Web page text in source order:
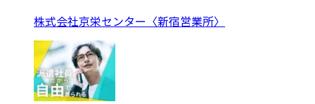
株式会社京栄センター〈新宿営業所〉